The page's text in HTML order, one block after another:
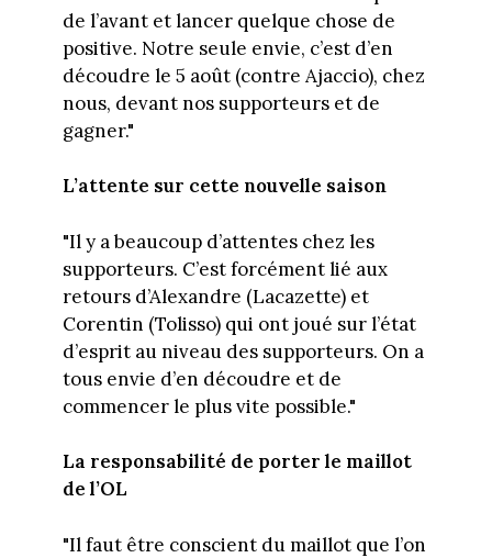
de l’avant et lancer quelque chose de
positive. Notre seule envie, c’est d’en
découdre le 5 août (contre Ajaccio), chez
nous, devant nos supporteurs et de
gagner."
L’attente sur cette nouvelle saison
"Il y a beaucoup d’attentes chez les
supporteurs. C’est forcément lié aux
retours d’Alexandre (Lacazette) et
Corentin (Tolisso) qui ont joué sur l’état
d’esprit au niveau des supporteurs. On a
tous envie d’en découdre et de
commencer le plus vite possible."
La responsabilité de porter le maillot
de l’OL
"Il faut être conscient du maillot que l’on